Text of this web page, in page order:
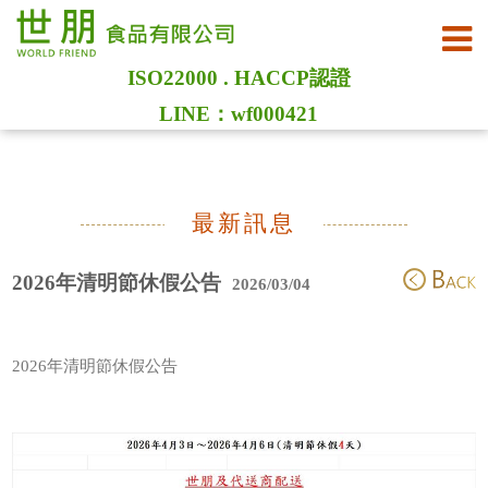
ISO22000 . HACCP認證
LINE：wf000421
最新訊息
2026年清明節休假公告2026/03/04
2026年清明節休假公告